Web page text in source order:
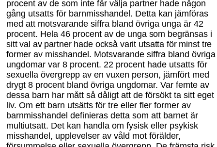
procent av de som inte får välja partner hade någon
gång utsatts för barnmisshandel. Detta kan jämföras
med att motsvarande siffra bland övriga unga är 42
procent. Hela 46 procent av de unga som begränsasi
sitt val av partner hade också varit utsatta för minst tre
former av misshandel. Motsvarande siffra bland övriga
ungdomar var 8 procent. 22 procent hade utsatts för
sexuella övergrepp av en vuxen person, jämfört med
drygt 8 procent bland övriga ungdomar. Var femte av
dessa barn har mått så dåligt att de försökt ta sitt eget
liv. Om ett barn utsätts för tre eller fler former av
barnmisshandel definieras detta som att barnet är
multiutsatt. Det kan handla om fysisk eller psykisk
misshandel, upplevelser av våld mot förälder,